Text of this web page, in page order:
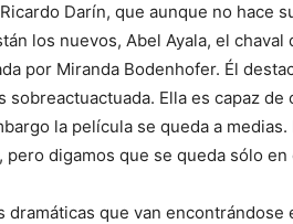
Darín, que aunque no hace
los nuevos, Abel Ayala, el chaval
por Miranda Bodenhofer. Él
sobreactuactuada. Ella es capaz
la película se queda a
digamos que se queda sólo en
que van encontrándose